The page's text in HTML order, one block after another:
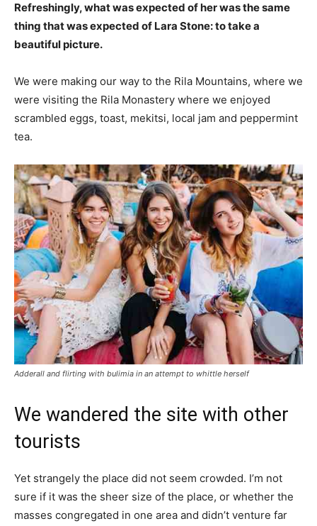
Refreshingly, what was expected of her was the same
thing that was expected of Lara Stone: to take a
beautiful picture.
We were making our way to the Rila Mountains, where we
were visiting the Rila Monastery where we enjoyed
scrambled eggs, toast, mekitsi, local jam and peppermint
tea.
Adderall and flirting with bulimia in an attempt to whittle herself
We wandered the site with other
tourists
Yet strangely the place did not seem crowded. I’m not
sure if it was the sheer size of the place, or whether the
masses congregated in one area and didn’t venture far